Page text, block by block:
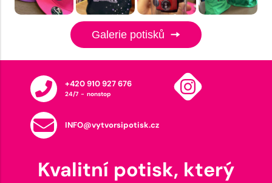
Galerie potisků
+420 910 927 676
24/7 - nonstop
INFO@vytvorsipotisk.cz
Kvalitní potisk, který